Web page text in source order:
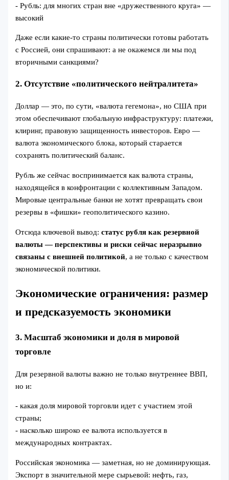
- Рубль: для многих стран вне «дружественного круга» —
высокий
Даже если какие-то страны политически готовы работать
с Россией, они спрашивают: а не окажемся ли мы под
вторичными санкциями?
2. Отсутствие «политического нейтралитета»
Доллар — это, по сути, «валюта гегемона», но США при
этом обеспечивают глобальную инфраструктуру: платежи,
клиринг, правовую защищенность инвесторов. Евро —
валюта экономического блока, который старается
сохранять политический баланс.
Рубль же сейчас воспринимается как валюта страны,
находящейся в конфронтации с коллективным Западом.
Мировые центральные банки не хотят превращать свои
резервы в «фишки» геополитического казино.
Отсюда ключевой вывод:статус рубля как резервной
валюты — перспективы и риски сейчас неразрывно
связаны с внешней политикой, а не только с качеством
экономической политики.
Экономические ограничения: размер
и предсказуемость экономики
3. Масштаб экономики и доля в мировой
торговле
Для резервной валюты важно не только внутреннее ВВП,
но и:
- какая доля мировой торговли идет с участием этой
страны;
- насколько широко ее валюта используется в
международных контрактах.
Российская экономика — заметная, но не доминирующая.
Экспорт в значительной мере сырьевой: нефть, газ,